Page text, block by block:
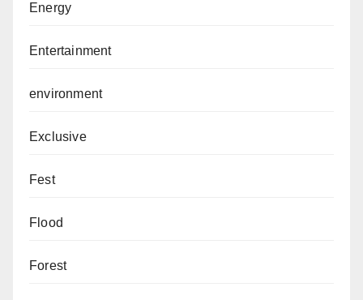
Energy
Entertainment
environment
Exclusive
Fest
Flood
Forest